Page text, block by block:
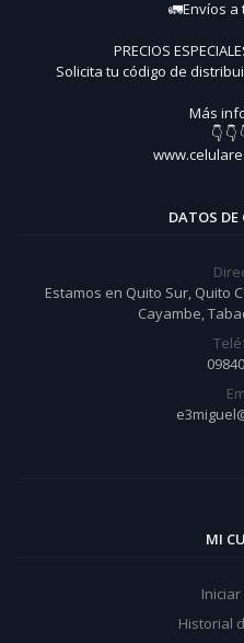
🚛Envíos a
PRECIOS
Solicita tu código de
Más
👇 👇
DATOS
Estamos en Quito Sur, Quito
Cayambe,
MI
Historial